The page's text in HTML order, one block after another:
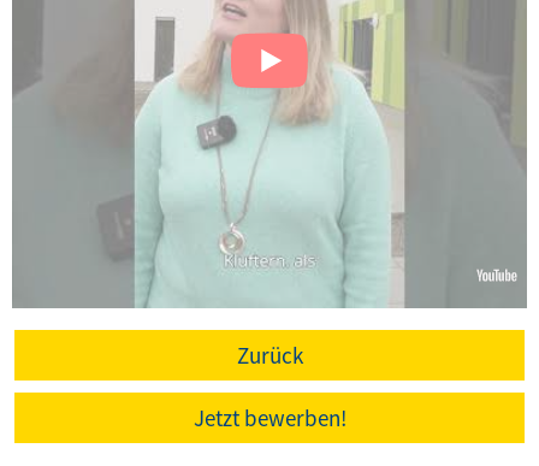
Zurück
Jetzt bewerben!